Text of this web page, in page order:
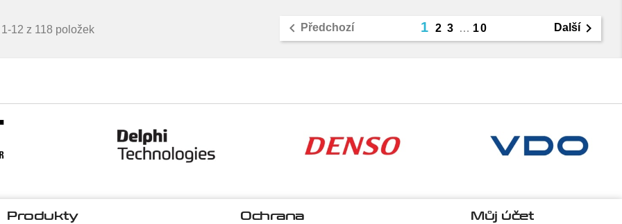
12 z 118 položek  Předchozí 1 2 3 … 10 Další
Produkty Ochrana Můj účet